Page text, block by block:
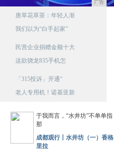
广告
唐草花草茶：年轻人渐
我们以为“白手起家”
民营企业捐赠金额十大
这款骁龙835手机怎
「315投诉」开通“
老人专用机！诺基亚新
于我而言，“水井坊”不单单指
那
成都观行丨水井坊（一）香格
里拉